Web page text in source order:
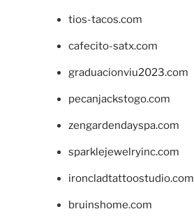
tios-tacos.com
cafecito-satx.com
graduacionviu2023.com
pecanjackstogo.com
zengardendayspa.com
sparklejewelryinc.com
ironcladtattoostudio.com
bruinshome.com